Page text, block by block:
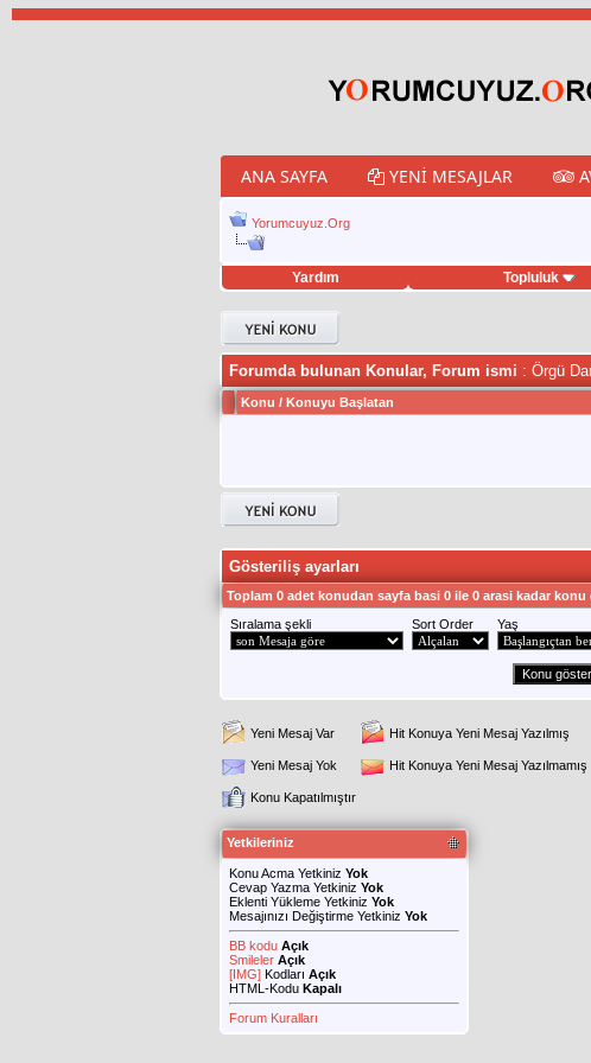
ANA SAYFA YENI MESAJLAR
Yorumcuyuz.Org
Yardım Topluluk
twitter retweet hilesi
Forumda bulunan Konular, Forum ismi : Örgü
Konu / Konuyu Başlatan
Gösteriliş ayarları
Toplam 0 adet konudan sayfa basi 0 ile 0 arasi kadar
Sıralama şekli
Sort Order Yaş
Yeni Mesaj Var Hit Konuya Yeni Mesaj Yazılmış
Yeni Mesaj Yok Hit Konuya Yeni Mesaj Yazılmamış
Konu Kapatılmıştır
Yetkileriniz
Konu Acma Yetkiniz Yok
Cevap Yazma Yetkiniz Yok
Eklenti Yükleme Yetkiniz Yok
Mesajınızı Değiştirme Yetkiniz Yok
BB kodu Açık
Smileler Açık
[IMG] Kodları Açık
HTML-Kodu Kapalı
Forum Kuralları